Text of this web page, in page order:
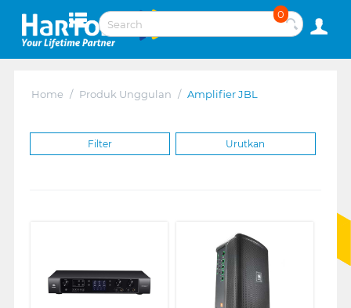
0
Home / Produk Unggulan / Amplifier JBL
Filter Urutkan